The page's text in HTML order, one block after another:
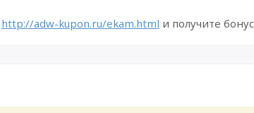
http://adw-kupon.ru/ekam.html и получите